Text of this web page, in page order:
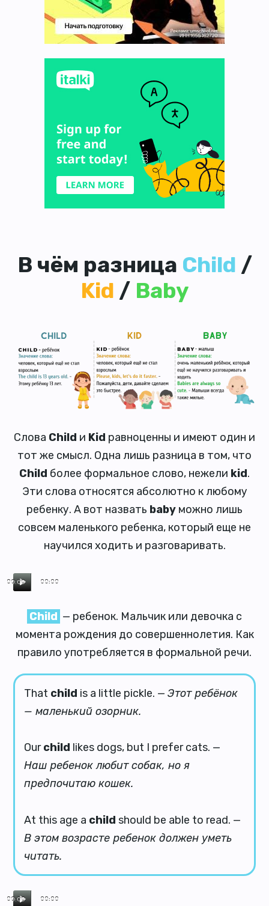
В чём разница Child /
Kid / Baby
Слова Child и Kid равноценны и имеют один и
тот же смысл. Одна лишь разница в том, что
Child более формальное слово, нежели kid.
Эти слова относятся абсолютно к любому
ребенку. А вот назвать baby можно лишь
совсем маленького ребенка, который еще не
научился ходить и разговаривать.
00:00
00:00
Child — ребенок. Мальчик или девочка с
момента рождения до совершеннолетия. Как
правило употребляется в формальной речи.
That child is a little pickle. —Этот ребёнок
— маленький озорник.
Ourchild likes dogs, but I prefer cats. —
Наш ребенок любит собак, но я
предпочитаю кошек.
At this age a child should be able to read. —
В этом возрасте ребенок должен уметь
читать.
00:00
00:00